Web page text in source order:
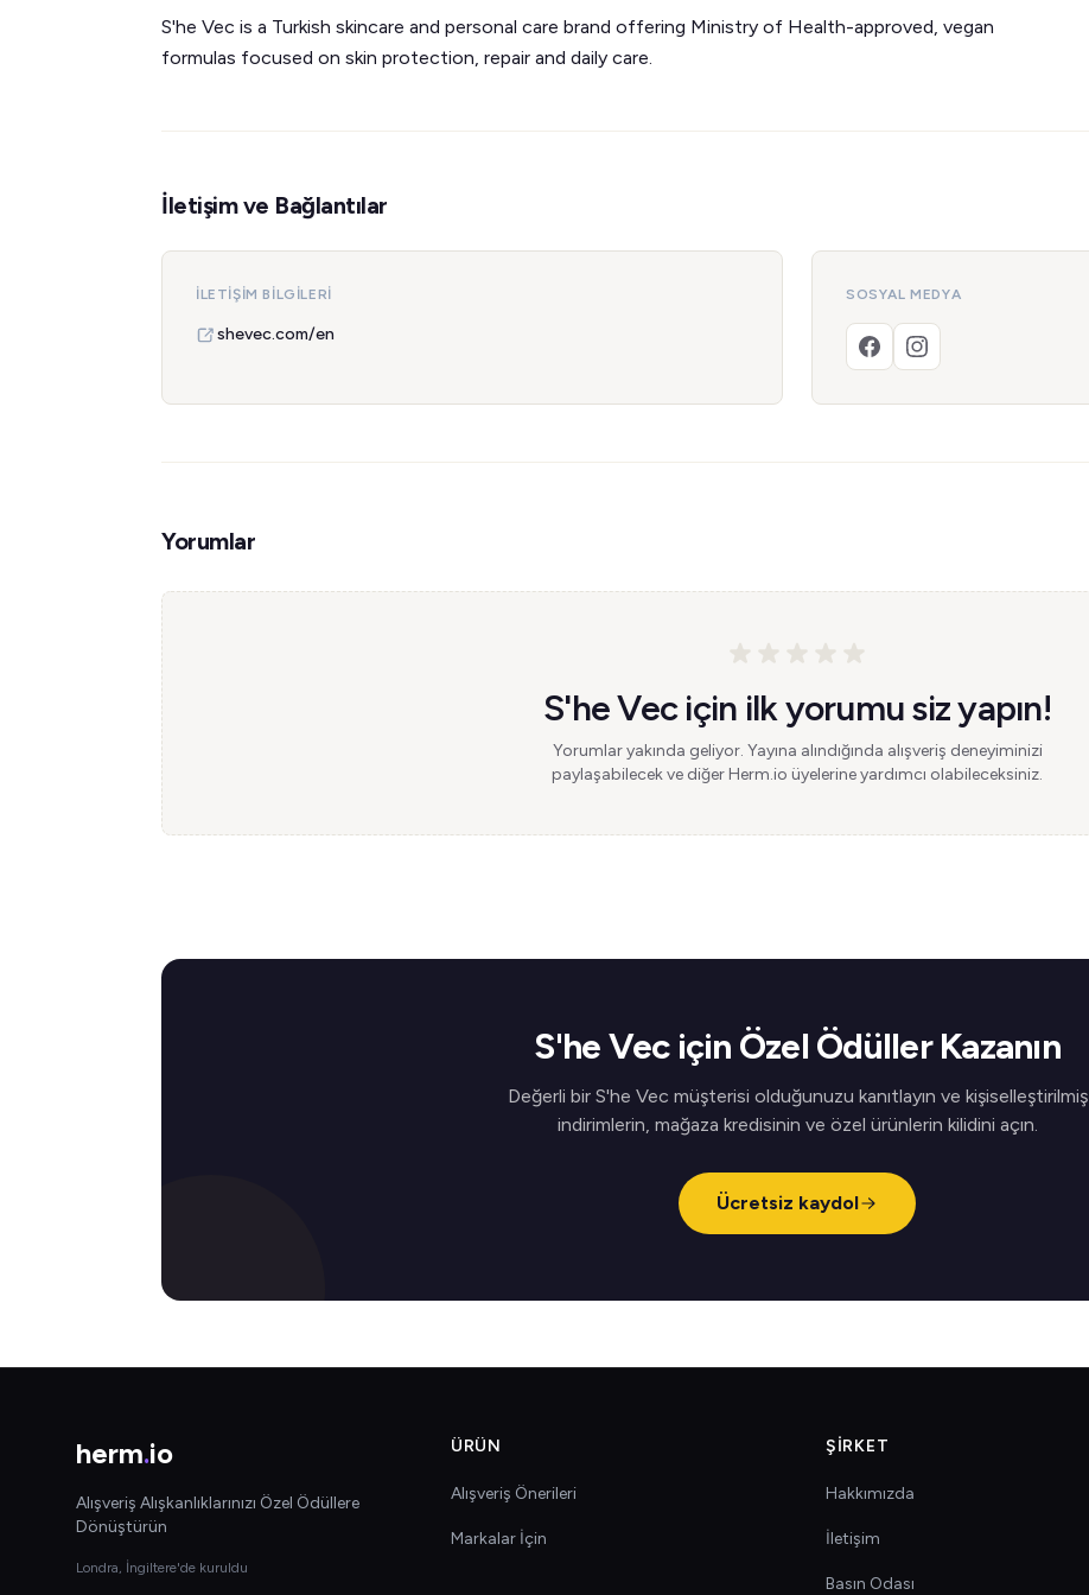
S'he Vec is a Turkish skincare and personal care brand offering Ministry of Health-approved, vegan
formulas focused on skin protection, repair and daily care.
İletişim ve Bağlantılar
İLETIŞIM BILGILERI
shevec.com/en
SOSYAL MEDYA
Yorumlar
S'he Vec için ilk yorumu siz yapın!
Yorumlar yakında geliyor. Yayına alındığında alışveriş deneyiminizi
paylaşabilecek ve diğer Herm.io üyelerine yardımcı olabileceksiniz.
S'he Vec için Özel Ödüller Kazanın
Değerli bir S'he Vec müşterisi olduğunuzu kanıtlayın ve kişiselleştirilmiş
indirimlerin, mağaza kredisinin ve özel ürünlerin kilidini açın.
Ücretsiz kaydol
herm.io
Alışveriş Alışkanlıklarınızı Özel Ödüllere
Dönüştürün
Londra, İngiltere'de kuruldu
ÜRÜN
Alışveriş Önerileri
Markalar İçin
ŞIRKET
Hakkımızda
İletişim
Basın Odası